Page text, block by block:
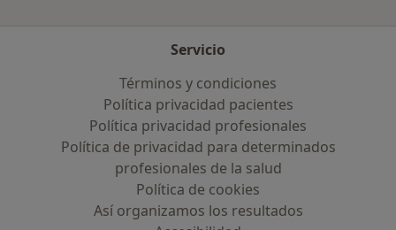
Servicio
Términos y condiciones
Política privacidad pacientes
Política privacidad profesionales
Política de privacidad para determinados
profesionales de la salud
Política de cookies
Así organizamos los resultados